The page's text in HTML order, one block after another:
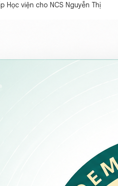
Học viện cho NCS Nguyễn Thị